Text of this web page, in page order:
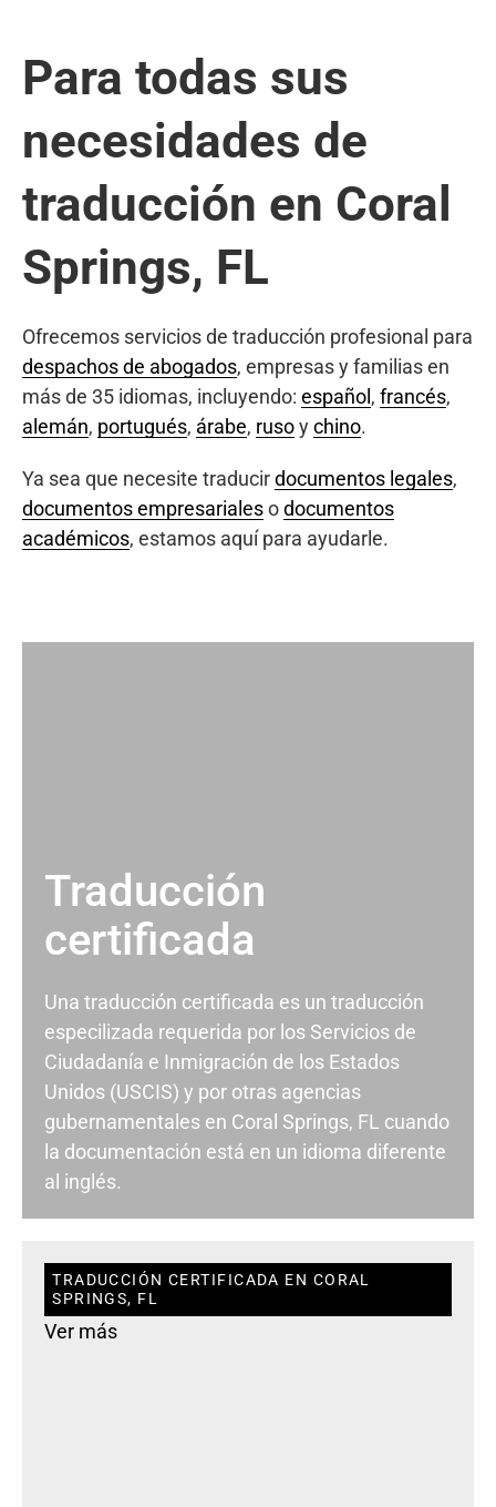
Para todas sus
necesidades de
traducción en Coral
Springs, FL
Ofrecemos servicios de traducción profesional para
despachos de abogados, empresas y familias en
más de 35 idiomas, incluyendo: español , francés,
alemán, portugués, árabe, rusoychino.
Ya sea que necesite traducirdocumentos legales,
documentos empresarialesodocumentos
académicos, estamos aquí para ayudarle.
Traducción
certificada
Una traducción certificada es un traducción
especilizada requerida por los Servicios de
Ciudadanía e Inmigración de los Estados
Unidos (USCIS) y por otras agencias
gubernamentales en Coral Springs, FL cuando
la documentación está en un idioma diferente
al inglés.
TRADUCCIÓN CERTIFICADA EN CORAL
SPRINGS, FL
Ver más